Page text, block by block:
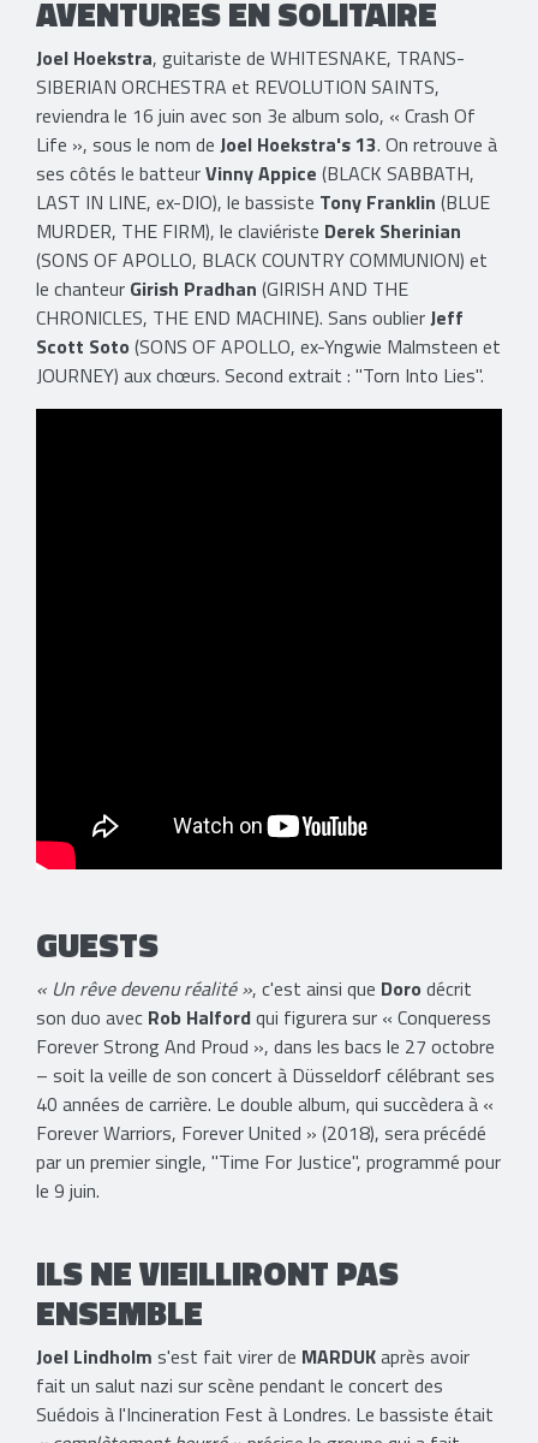
AVENTURES EN SOLITAIRE
Joel Hoekstra, guitariste de WHITESNAKE, TRANS-
SIBERIAN ORCHESTRA et REVOLUTION SAINTS,
reviendra le 16 juin avec son 3e album solo, « Crash Of
Life », sous le nom de ​Joel Hoekstra's 13. On retrouve à
ses côtés le batteurVinny Appice (BLACK SABBATH,
LAST IN LINE, ex-DIO), le bassiste Tony Franklin (BLUE
MURDER, THE FIRM), le claviériste Derek Sherinian
(SONS OF APOLLO, BLACK COUNTRY COMMUNION) et
le chanteur Girish Pradhan (GIRISH AND THE
CHRONICLES, THE END MACHINE). Sans oublierJeff
Scott Soto (SONS OF APOLLO, ex-Yngwie Malmsteen et
JOURNEY) aux chœurs. Second extrait : "Torn Into Lies".
GUESTS
« Un rêve devenu réalité », c'est ainsi que Doro décrit
son duo avec Rob Halfordqui figurera sur « Conqueress
Forever Strong And Proud », dans les bacs le 27 octobre
– soit la veille de son concert à Düsseldorf célébrant ses
40 années de carrière. Le double album, qui succèdera à «
Forever Warriors, Forever United » (2018), sera précédé
par un premier single, "Time For Justice", programmé pour
le 9 juin.
ILS NE VIEILLIRONT PAS
ENSEMBLE
Joel Lindholm s'est fait virer de MARDUKaprès avoir
fait un salut nazi sur scène pendant le concert des
Suédois à l'Incineration Fest à Londres. Le bassiste était